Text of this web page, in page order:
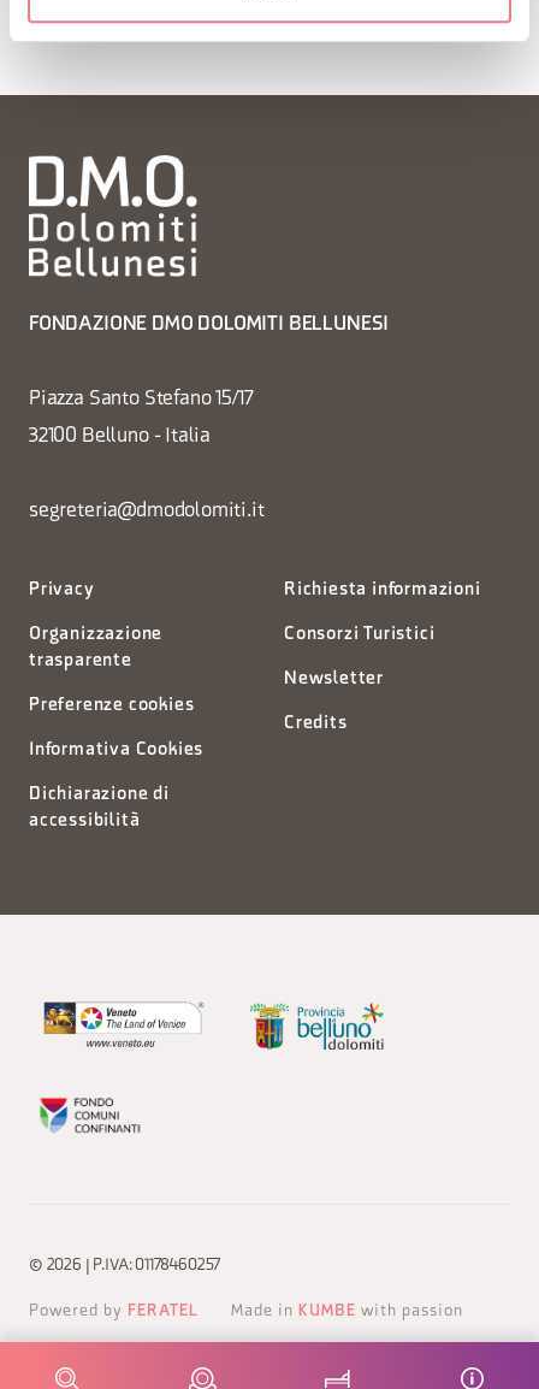
FONDAZIONE DMO DOLOMITI BELLUNESI
Piazza Santo Stefano 15/17
32100 Belluno - Italia
segreteria@dmodolomiti.it
Privacy
Organizzazione
trasparente
Preferenze cookies
Informativa Cookies
Dichiarazione di
accessibilità
Richiesta informazioni
Consorzi Turistici
Newsletter
Credits
© 2026 | P.IVA: 01178460257
Powered by FERATEL Made in KUMBE with passion